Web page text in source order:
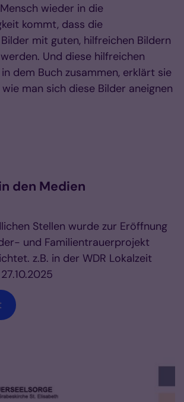
wieder in die
kommt, dass die
mit guten, hilfreichen Bildern
Und diese hilfreichen
dem Buch zusammen, erklärt sie
man sich diese Bilder aneignen
den Medien
Stellen wurde zur Eröffnung
und Familientrauerprojekt
z.B. in der WDR Lokalzeit